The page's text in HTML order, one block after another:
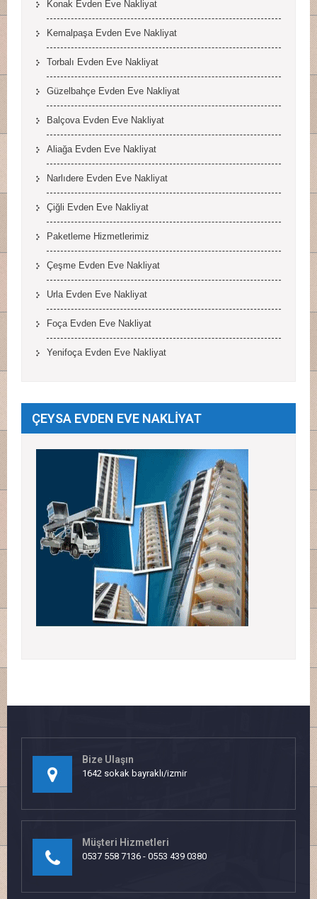
Konak Evden Eve Nakliyat
Kemalpaşa Evden Eve Nakliyat
Torbalı Evden Eve Nakliyat
Güzelbahçe Evden Eve Nakliyat
Balçova Evden Eve Nakliyat
Aliağa Evden Eve Nakliyat
Narlıdere Evden Eve Nakliyat
Çiğli Evden Eve Nakliyat
Paketleme Hizmetlerimiz
Çeşme Evden Eve Nakliyat
Urla Evden Eve Nakliyat
Foça Evden Eve Nakliyat
Yenifoça Evden Eve Nakliyat
ÇEYSA EVDEN EVE NAKLİYAT
Bize Ulaşın
1642 sokak bayraklı/izmir
Müşteri Hizmetleri
0537 558 7136 - 0553 439 0380